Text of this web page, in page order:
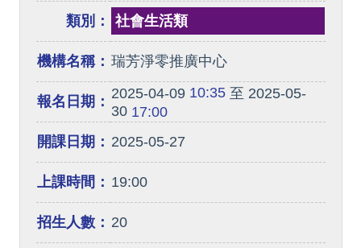
類別：
社會生活類
機構名稱： 瑞芳淨零推廣中心
報名日期： 2025-04-0910:35至 2025-05-
3017:00
開課日期： 2025-05-27
上課時間： 19:00
招生人數： 20